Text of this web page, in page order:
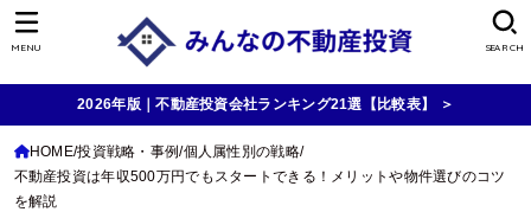
SEARCH
MENU
2026年版｜不動産投資会社ランキング21選【比較表】 ＞
HOME 投資戦略・事例 個人属性別の戦略
不動産投資は年収500万円でもスタートできる！メリットや物件選びのコツ
を解説